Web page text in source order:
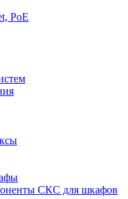
PoE
СКС для шкафов